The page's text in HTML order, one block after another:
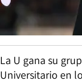
La U gana su
Universitario en